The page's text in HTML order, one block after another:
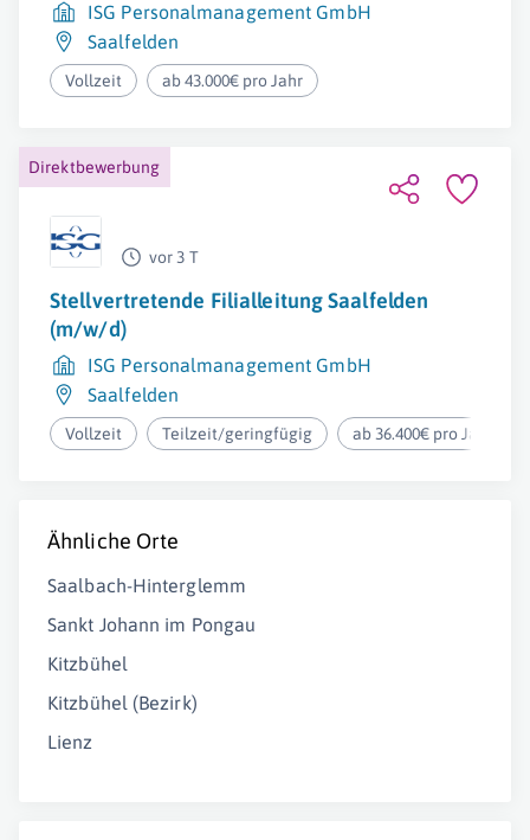
ISG Personalmanagement GmbH
Saalfelden
Vollzeit ab 43.000€ pro Jahr
Direktbewerbung
vor 3 T
Stellvertretende Filialleitung Saalfelden
(m/w/d)
ISG Personalmanagement GmbH
Saalfelden
Vollzeit Teilzeit/geringfügig ab 36.400€ pro Jahr
Ähnliche Orte
Saalbach-Hinterglemm
Sankt Johann im Pongau
Kitzbühel
Kitzbühel (Bezirk)
Lienz